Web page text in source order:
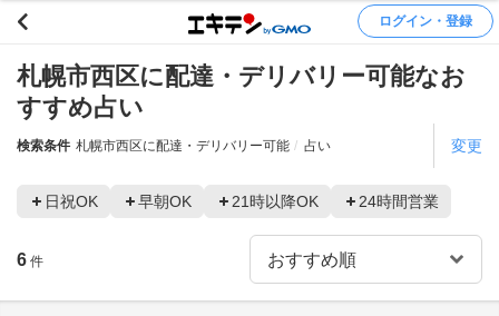
ログイン・登録
札幌市西区に配達・デリバリー可能なお
すすめ占い
検索条件 札幌市西区に配達・デリバリー可能 占い 変更
日祝OK 早朝OK 21時以降OK 24時間営業
6 件